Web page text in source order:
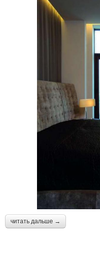
читать дальше →